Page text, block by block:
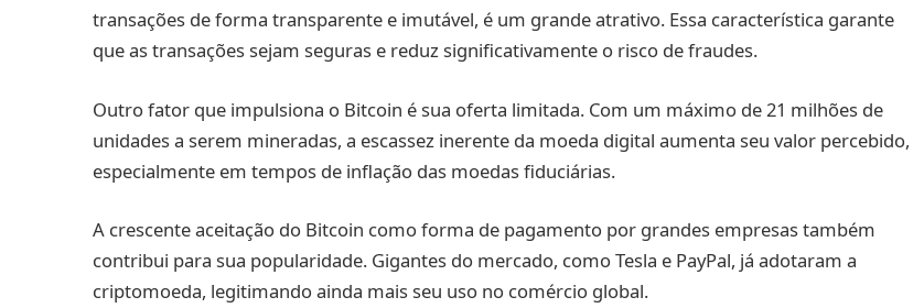
transações de forma transparente e imutável, é um grande atrativo. Essa característica garante
que as transações sejam seguras e reduz significativamente o risco de fraudes.
Outro fator que impulsiona o Bitcoin é sua oferta limitada. Com um máximo de 21 milhões de
unidades a serem mineradas, a escassez inerente da moeda digital aumenta seu valor percebido,
especialmente em tempos de inflação das moedas fiduciárias.
A crescente aceitação do Bitcoin como forma de pagamento por grandes empresas também
contribui para sua popularidade. Gigantes do mercado, como Tesla e PayPal, já adotaram a
criptomoeda, legitimando ainda mais seu uso no comércio global.